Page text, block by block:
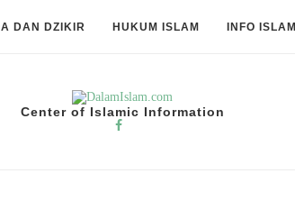
DAN DZIKIR HUKUM ISLAM INFO ISLAMI
Center of Islamic Information